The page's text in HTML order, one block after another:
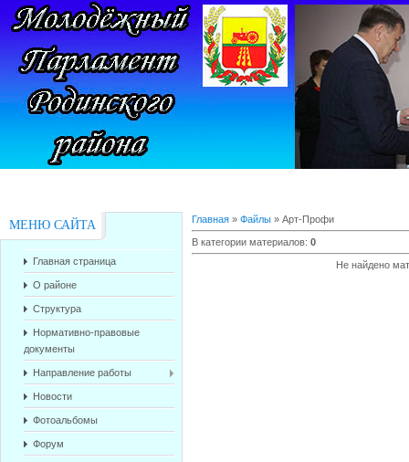
МЕНЮ САЙТА
Главная страница
О районе
Структура
Нормативно-правовые
документы
Направление работы
Новости
Фотоальбомы
Форум
Главная » Файлы » Арт-Профи
В категории материалов: 0
Не найдено